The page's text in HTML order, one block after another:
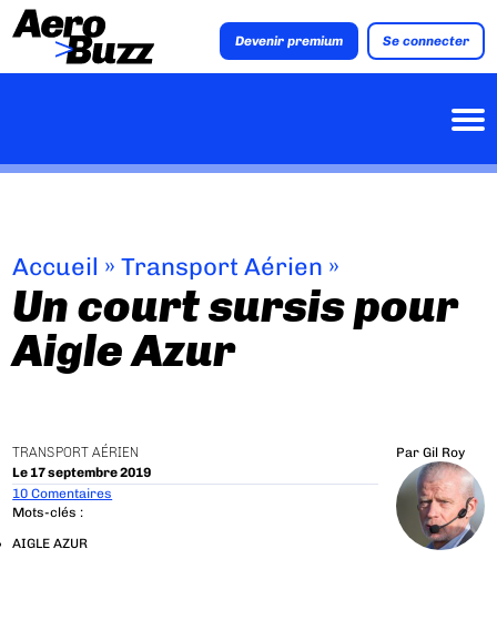
Devenir premium Se connecter
Accueil »Transport Aérien »
Un court sursis pour
Aigle Azur
TRANSPORT AÉRIEN
Le 17 septembre 2019
Par Gil Roy
10 Comentaires
Mots-clés :
AIGLE AZUR